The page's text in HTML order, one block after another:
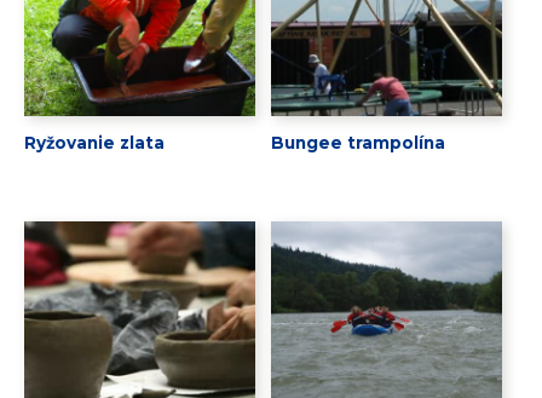
Ryžovanie zlata Bungee trampolína